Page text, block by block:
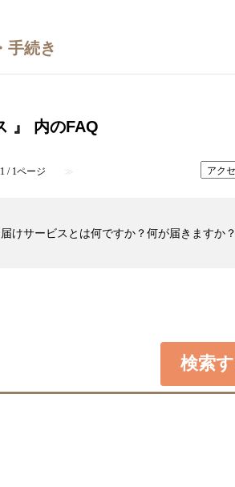
』 内のFAQ
1 / 1ページ ≫
けサービスとは何ですか？何が届きますか？